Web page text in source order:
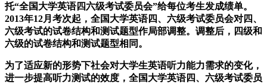
托“全国大学英语四六级考试委员会”给每位考生发成绩单。
2013年12月考次起，全国大学英语四、六级考试委员会对四、
六级考试的试卷结构和测试题型作局部调整。调整后，四级和
六级的试卷结构和测试题型相同。
为了适应新的形势下社会对大学生英语听力能力需求的变化，
进一步提高听力测试的效度，全国大学英语四、六级考试委员